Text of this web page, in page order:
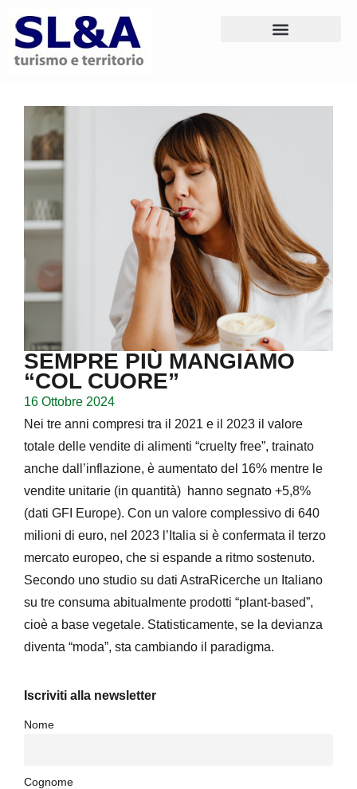
SEMPRE PIÙ MANGIAMO
“COL CUORE”
16 Ottobre 2024
Nei tre anni compresi tra il 2021 e il 2023 il valore
totale delle vendite di alimenti “cruelty free”, trainato
anche dall’inflazione, è aumentato del 16% mentre le
vendite unitarie (in quantità) hanno segnato +5,8%
(dati GFI Europe). Con un valore complessivo di 640
milioni di euro, nel 2023 l’Italia si è confermata il terzo
mercato europeo, che si espande a ritmo sostenuto.
Secondo uno studio su dati AstraRicerche un Italiano
su tre consuma abitualmente prodotti “plant-based”,
cioè a base vegetale. Statisticamente, se la devianza
diventa “moda”, sta cambiando il paradigma.
Iscriviti alla newsletter
Nome
Cognome